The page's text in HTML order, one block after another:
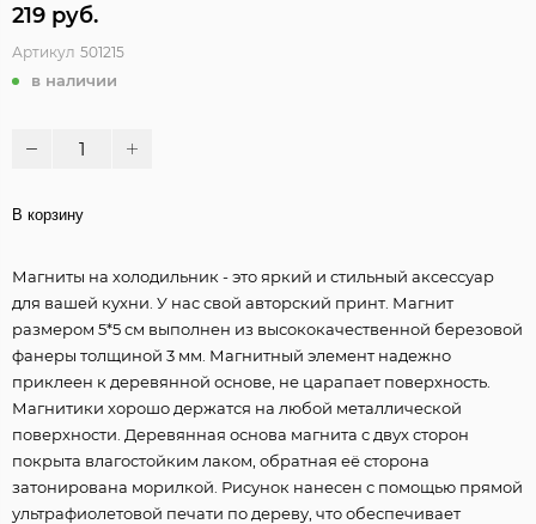
219 руб.
Артикул 501215
в наличии
В корзину
Магниты на холодильник - это яркий и стильный аксессуар
для вашей кухни. У нас свой авторский принт. Магнит
размером 5*5 см выполнен из высококачественной березовой
фанеры толщиной 3 мм. Магнитный элемент надежно
приклеен к деревянной основе, не царапает поверхность.
Магнитики хорошо держатся на любой металлической
поверхности. Деревянная основа магнита с двух сторон
покрыта влагостойким лаком, обратная её сторона
затонирована морилкой. Рисунок нанесен с помощью прямой
ультрафиолетовой печати по дереву, что обеспечивает